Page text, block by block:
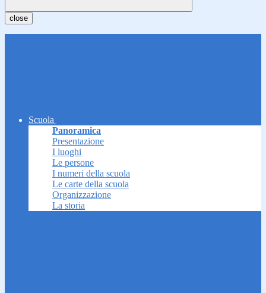
close
Scuola
Panoramica
Presentazione
I luoghi
Le persone
I numeri della scuola
Le carte della scuola
Organizzazione
La storia